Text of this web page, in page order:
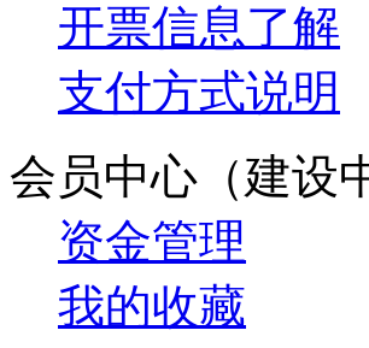
开票信息了解
支付方式说明
会员中心（建设
资金管理
我的收藏